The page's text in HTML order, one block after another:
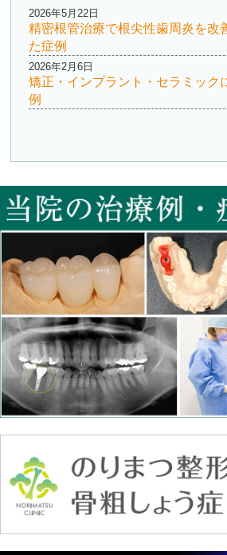
2026年5月22日
精密根管治療で根尖性歯周炎を改
た症例
2026年2月6日
矯正・インプラント・セラミック
例